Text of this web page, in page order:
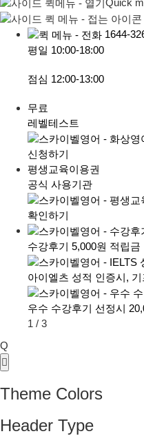
Quick
1644-
평일 10:00-18:00
점심 12:00-13:00
무료
레벨테스트
신청하기
평생교육이용권
공식 사용기관
확인하기
수강후기 5,000원 적립금
아이엘츠 성적 인증시,
우수 수강후기 선정시
1 / 3
Q
Theme Colors
Header Type